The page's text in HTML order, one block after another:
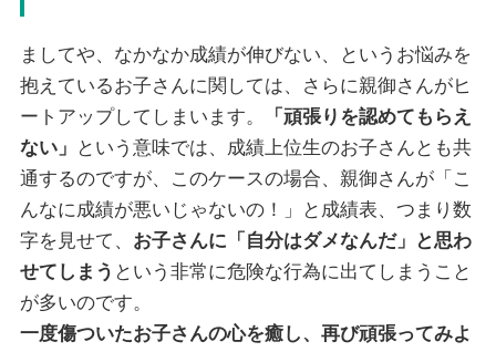
ましてや、なかなか成績が伸びない、というお悩みを
抱えているお子さんに関しては、さらに親御さんがヒ
ートアップしてしまいます。
「頑張りを認めてもらえ
ない」
という意味では、成績上位生のお子さんとも共
通するのですが、このケースの場合、親御さんが「こ
んなに成績が悪いじゃないの！」と成績表、つまり数
字を見せて、 お子さんに「自分はダメなんだ」と思わ
せてしまう という非常に危険な行為に出てしまうこと
が多いのです。
一度傷ついたお子さんの心を癒し、再び頑張ってみよ